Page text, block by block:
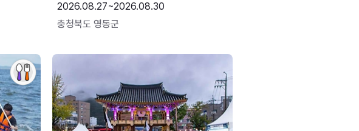
2026.08.27~2026.08.30
충청북도 영동군